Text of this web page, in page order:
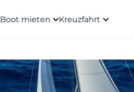
Boot mieten Kreuzfahrt